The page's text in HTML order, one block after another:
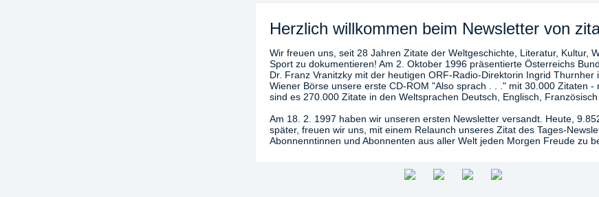
Herzlich willkommen beim Newsletter von
Wir freuen uns, seit 28 Jahren Zitate der Weltgeschichte, Literatur, Kultur,
Sport zu dokumentieren! Am 2. Oktober 1996 präsentierte Österreichs
Dr. Franz Vranitzky mit der heutigen ORF-Radio-Direktorin Ingrid Thurnher
Wiener Börse unsere erste CD-ROM "Also sprach . . ." mit 30.000 Zitaten -
sind es 270.000 Zitate in den Weltsprachen Deutsch, Englisch,
Am 18. 2. 1997 haben wir unseren ersten Newsletter versandt. Heute,
später, freuen wir uns, mit einem Relaunch unseres Zitat des Tages-
Abonnenntinnen und Abonnenten aus aller Welt jeden Morgen Freude zu